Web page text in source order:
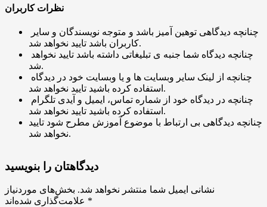
نظرات کاربران
کاربران باشد تایید نخواهد شد.
شد.
استفاده کرده باشید تایید نخواهد شد.
استفاده کرده باشید تایید نخواهد شد.
چنانچه دیدگاهی بی ارتباط با موضوع آموزش مطرح شود تایید
نخواهد شد.
دیدگاهتان را بنویسید
نشانی ایمیل شما منتشر نخواهد شد. بخش‌های موردنیاز
*